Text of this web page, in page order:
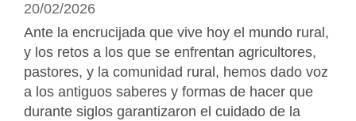
20/02/2026
Ante la encrucijada que vive hoy el mundo rural,
y los retos a los que se enfrentan agricultores,
pastores, y la comunidad rural, hemos dado voz
a los antiguos saberes y formas de hacer que
durante siglos garantizaron el cuidado de la